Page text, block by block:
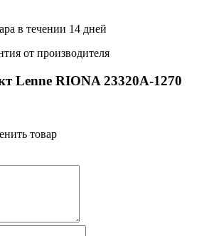
в течении 14 дней
от производителя
Lenne RIONA 23320A-1270
товар